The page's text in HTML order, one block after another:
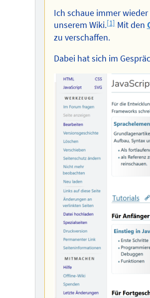
Ich schaue immer
unserem Wiki.[1]Mit den
zu verschaffen.
Dabei hat sich im